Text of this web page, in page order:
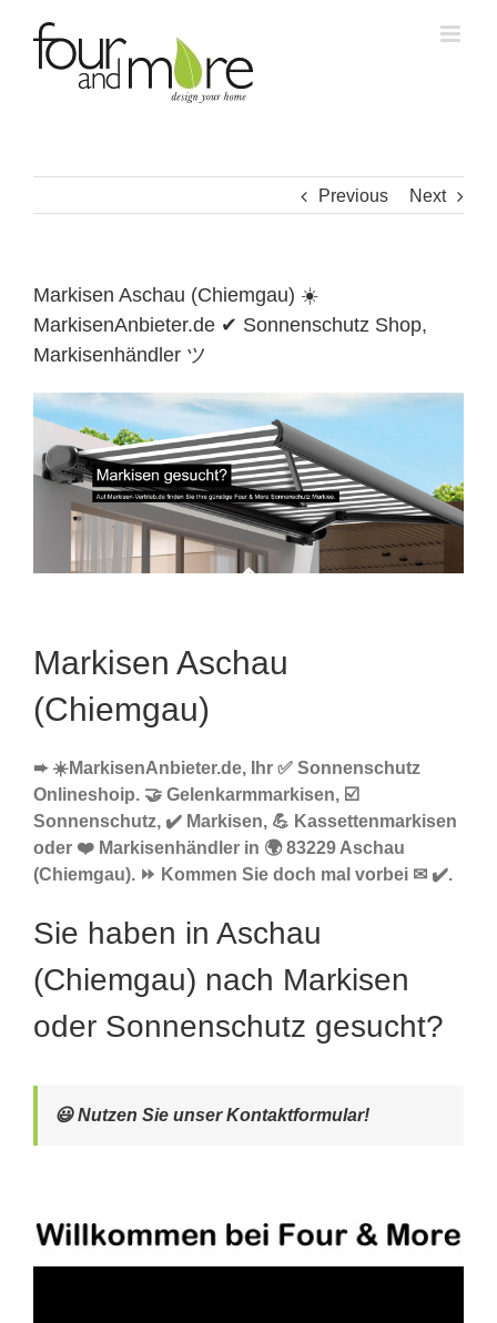
content
Previous Next
Markisen Aschau (Chiemgau) ☀️
MarkisenAnbieter.de ✔ Sonnenschutz Shop,
Markisenhändler ツ
Markisen Aschau
(Chiemgau)
➨ ☀️MarkisenAnbieter.de, Ihr ✅ Sonnenschutz
Onlineshoip. 🤝 Gelenkarmmarkisen, ☑️
Sonnenschutz, ✔️ Markisen, 💪 Kassettenmarkisen
oder ❤️ Markisenhändler in 🌍 83229 Aschau
(Chiemgau). ⏩ Kommen Sie doch mal vorbei ✉ ✔️.
Sie haben in Aschau
(Chiemgau) nach Markisen
oder Sonnenschutz gesucht?
😃 Nutzen Sie unser Kontaktformular!